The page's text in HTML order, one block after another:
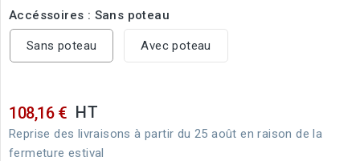
Accéssoires : Sans poteau
Sans poteau Avec poteau
108,16 € HT
Reprise des livraisons à partir du 25 août en raison de la
fermeture estival